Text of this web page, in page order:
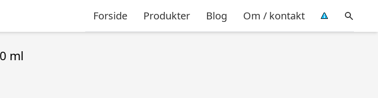
Forside Produkter Blog Om / kontakt
ml